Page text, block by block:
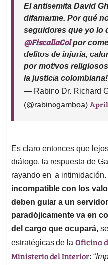
El antisemita David
difamarme. Por qué
seguidores que yo lo
@FiscaliaColpor
delitos de injuria,
por motivos
la justicia colombiana!
— Rabino Dr. Richard
(@rabinogamboa) April
Es claro entonces que
diálogo, la respuesta de
rayando en la intimidación.
incompatible con los
deben guiar a un
paradójicamente va en
del cargo que ocupará,
estratégicas de la Oficina
Ministerio del Interior: “